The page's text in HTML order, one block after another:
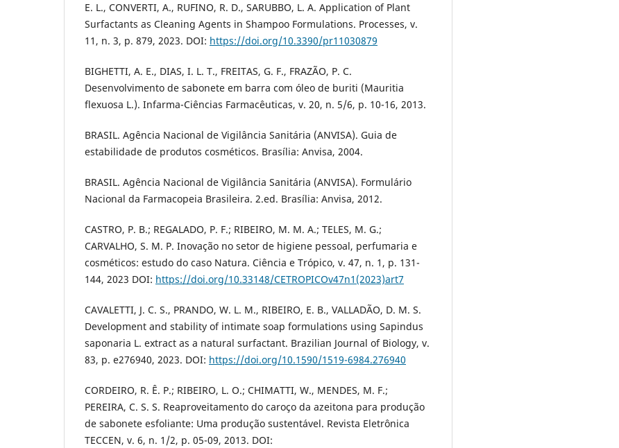
E. L., CONVERTI, A., RUFINO, R. D., SARUBBO, L. A. Application of Plant
Surfactants as Cleaning Agents in Shampoo Formulations. Processes, v.
11, n. 3, p. 879, 2023. DOI: https://doi.org/10.3390/pr11030879
BIGHETTI, A. E., DIAS, I. L. T., FREITAS, G. F., FRAZÃO, P. C.
Desenvolvimento de sabonete em barra com óleo de buriti (Mauritia
flexuosa L.). Infarma-Ciências Farmacêuticas, v. 20, n. 5/6, p. 10-16, 2013.
BRASIL. Agência Nacional de Vigilância Sanitária (ANVISA). Guia de
estabilidade de produtos cosméticos. Brasília: Anvisa, 2004.
BRASIL. Agência Nacional de Vigilância Sanitária (ANVISA). Formulário
Nacional da Farmacopeia Brasileira. 2.ed. Brasília: Anvisa, 2012.
CASTRO, P. B.; REGALADO, P. F.; RIBEIRO, M. M. A.; TELES, M. G.;
CARVALHO, S. M. P. Inovação no setor de higiene pessoal, perfumaria e
cosméticos: estudo do caso Natura. Ciência e Trópico, v. 47, n. 1, p. 131-
144, 2023 DOI: https://doi.org/10.33148/CETROPICOv47n1(2023)art7
CAVALETTI, J. C. S., PRANDO, W. L. M., RIBEIRO, E. B., VALLADÃO, D. M. S.
Development and stability of intimate soap formulations using Sapindus
saponaria L. extract as a natural surfactant. Brazilian Journal of Biology, v.
83, p. e276940, 2023. DOI: https://doi.org/10.1590/1519-6984.276940
CORDEIRO, R. Ê. P.; RIBEIRO, L. O.; CHIMATTI, W., MENDES, M. F.;
PEREIRA, C. S. S. Reaproveitamento do caroço da azeitona para produção
de sabonete esfoliante: Uma produção sustentável. Revista Eletrônica
TECCEN, v. 6, n. 1/2, p. 05-09, 2013. DOI: